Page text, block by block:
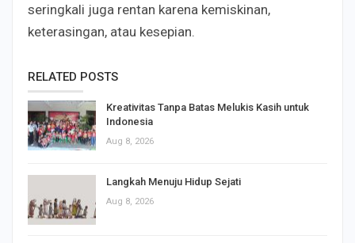
seringkali juga rentan karena kemiskinan,
keterasingan, atau kesepian.
RELATED POSTS
Kreativitas Tanpa Batas Melukis Kasih untuk
Indonesia
Aug 8, 2026
Langkah Menuju Hidup Sejati
Aug 8, 2026